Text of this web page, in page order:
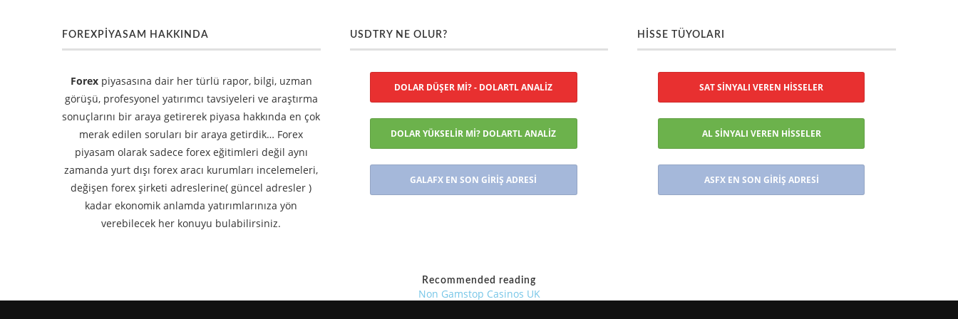
FOREXPİYASAM HAKKINDA
Forexpiyasasına dair her türlü rapor, bilgi, uzman
görüşü, profesyonel yatırımcı tavsiyeleri ve araştırma
sonuçlarını bir araya getirerek piyasa hakkında en çok
merak edilen soruları bir araya getirdik… Forex
piyasam olarak sadece forex eğitimleri değil aynı
zamandayurt dışı forex aracı kurumları incelemeleri,
değişen forex şirketi adreslerine(güncel adresler )
kadar ekonomik anlamda yatırımlarınıza yön
verebilecek her konuyu bulabilirsiniz.
USDTRY NE OLUR?
DOLAR DÜŞER Mİ? - DOLARTL ANALİZ
DOLAR YÜKSELİR Mİ? DOLARTL ANALİZ
GALAFX EN SON GİRİŞ ADRESİ
HİSSE TÜYOLARI
SAT SİNYALI VEREN HİSSELER
AL SİNYALI VEREN HİSSELER
ASFX EN SON GİRİŞ ADRESİ
Recommended reading
Non Gamstop Casinos UK